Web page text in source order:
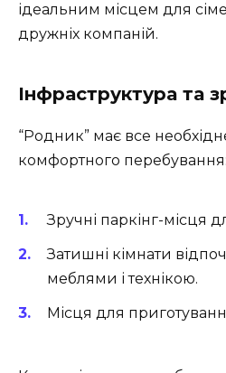
ідеальним місцем для
дружніх компаній.
Інфраструктура та
“Родник” має все
комфортного перебування:
Зручні паркінг-місця
Затишні кімнати
меблями і технікою.
Місця для